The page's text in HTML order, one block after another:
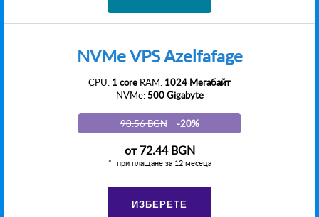
NVMe VPS Azelfafage
CPU: 1 core RAM: 1024 Мегабайт
NVMe:500 Gigabyte
90.56 BGN -20%
от72.44 BGN
при плащане за 12 месеца
ИЗБЕРЕТЕ